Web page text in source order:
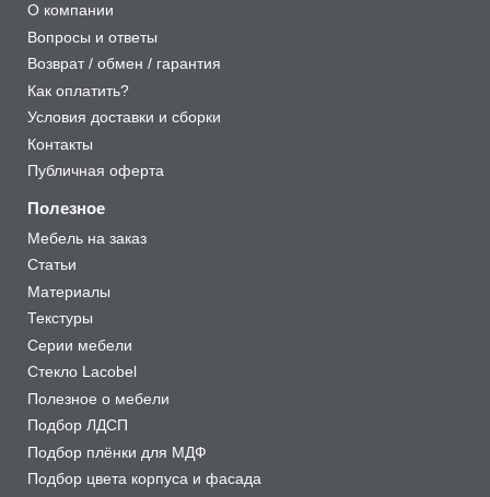
О компании
Вопросы и ответы
Возврат / обмен / гарантия
Как оплатить?
Условия доставки и сборки
Контакты
Публичная оферта
Полезное
Мебель на заказ
Статьи
Материалы
Текстуры
Серии мебели
Стекло Lacobel
Полезное о мебели
Подбор ЛДСП
Подбор плёнки для МДФ
Подбор цвета корпуса и фасада